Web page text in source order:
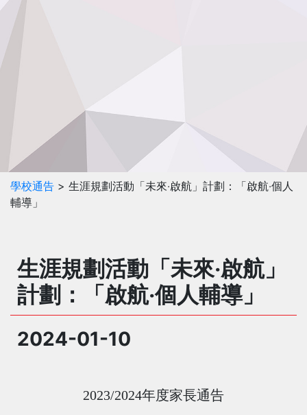
學校通告 > 生涯規劃活動「未來‧啟航」計劃：「啟航‧個人
輔導」
生涯規劃活動「未來‧啟航」
計劃：「啟航‧個人輔導」
2024-01-10
2023/2024年度家長通告